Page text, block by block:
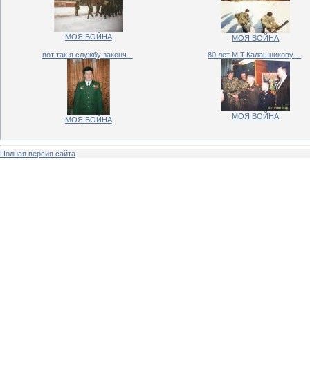
МОЯ ВОЙНА
МОЯ ВОЙНА
вот так я службу законч...
МОЯ ВОЙНА
80 лет М.Т.Калашникову....
МОЯ ВОЙНА
Полная версия сайта